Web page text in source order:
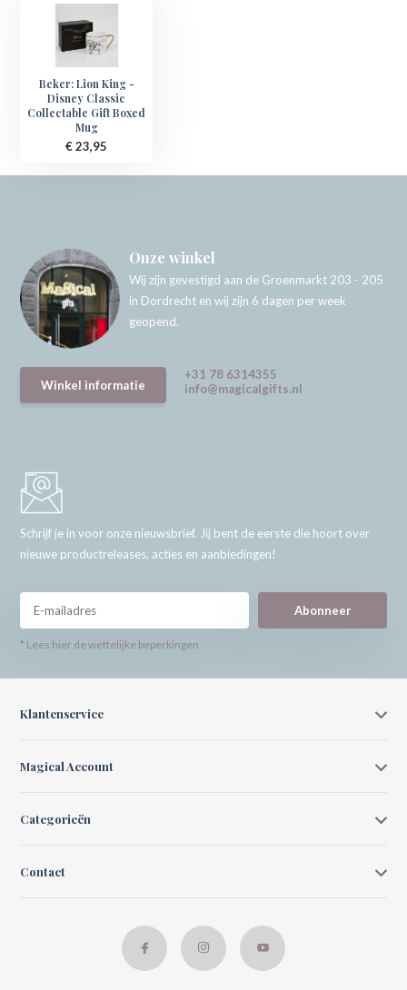
Beker: Lion King -
Disney Classic
Collectable Gift Boxed
Mug
€ 23,95
Onze winkel
Wij zijn gevestigd aan de Groenmarkt 203 - 205
in Dordrecht en wij zijn 6 dagen per week
geopend.
Winkel informatie
+31 78 6314355
info@magicalgifts.nl
Schrijf je in voor onze nieuwsbrief. Jij bent de eerste die hoort over
nieuwe productreleases, acties en aanbiedingen!
Abonneer
* Lees hier de wettelijke beperkingen
Klantenservice
Magical Account
Categorieën
Contact